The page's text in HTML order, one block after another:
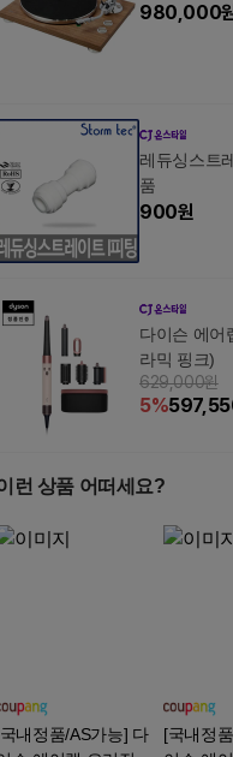
980,000
레듀싱스트
품
900원
다이슨 에어
라믹 핑크)
629,000원
5%
런 상품 어떠세요?
내정품/AS가능] 다
[국내정